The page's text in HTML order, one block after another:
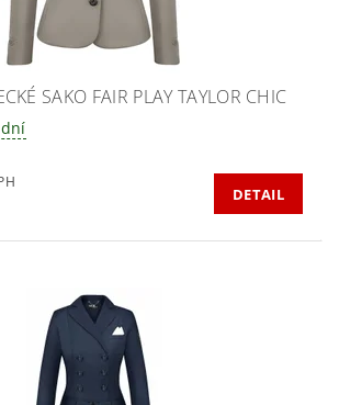
SAKO FAIR PLAY TAYLOR CHIC
DETAIL